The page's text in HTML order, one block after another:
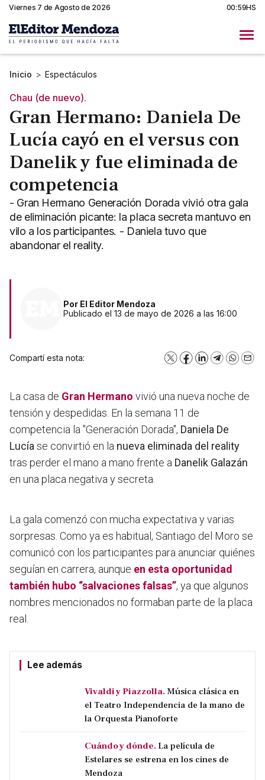
Viernes 7 de Agosto de 2026 00:59HS
Inicio > Espectáculos
Chau (de nuevo).
Gran Hermano: Daniela De
Lucía cayó en el versus con
Danelik y fue eliminada de
competencia
- Gran Hermano Generación Dorada vivió otra gala
de eliminación picante: la placa secreta mantuvo en
vilo a los participantes. - Daniela tuvo que
abandonar el reality.
Por El Editor Mendoza
Publicado el 13 de mayo de 2026 a las 16:00
Compartí esta nota: X Facebook
LinkedInTelegram
La casa de Gran Hermano vivió una nueva noche de
tensión y despedidas. En la semana 11 de
competencia la "Generación Dorada", Daniela De
Lucía se convirtió en la nueva eliminada del reality
tras perder el mano a mano frente a Danelik Galazán
en una placa negativa y secreta.
La gala comenzó con mucha expectativa y varias
sorpresas. Como ya es habitual, Santiago del Moro se
comunicó con los participantes para anunciar quiénes
seguían en carrera, aunque en esta oportunidad
también hubo “salvaciones falsas”, ya que algunos
nombres mencionados no formaban parte de la placa
real.
Lee además
Vivaldi y Piazzolla. Música clásica en
el Teatro Independencia de la mano de
la Orquesta Pianoforte
Cuándo y dónde. La película de
Estelares se estrena en los cines de
Mendoza